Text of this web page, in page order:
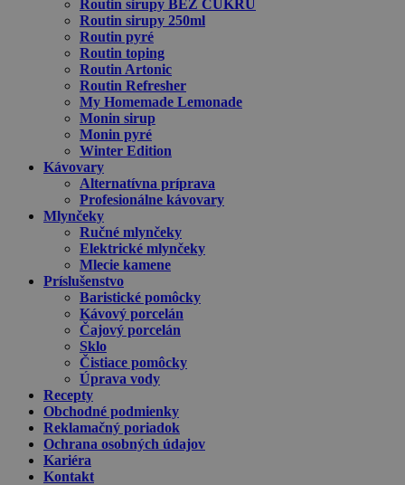
Routin sirupy BEZ CUKRU
Routin sirupy 250ml
Routin pyré
Routin toping
Routin Artonic
Routin Refresher
My Homemade Lemonade
Monin sirup
Monin pyré
Winter Edition
Kávovary
Alternatívna príprava
Profesionálne kávovary
Mlynčeky
Ručné mlynčeky
Elektrické mlynčeky
Mlecie kamene
Príslušenstvo
Baristické pomôcky
Kávový porcelán
Čajový porcelán
Sklo
Čistiace pomôcky
Úprava vody
Recepty
Obchodné podmienky
Reklamačný poriadok
Ochrana osobných údajov
Kariéra
Kontakt